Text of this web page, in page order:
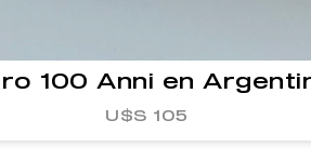
100 Anni en
U$S 105